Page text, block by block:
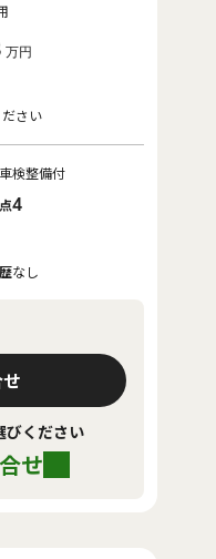
万円
さい
車検整備付
4
なし
ください
せ